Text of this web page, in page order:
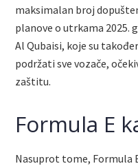
maksimalan broj
planove o utrkama 2025.
Al Qubaisi, koje su
podržati sve vozače,
zaštitu.
Formula E
Nasuprot tome, Formula